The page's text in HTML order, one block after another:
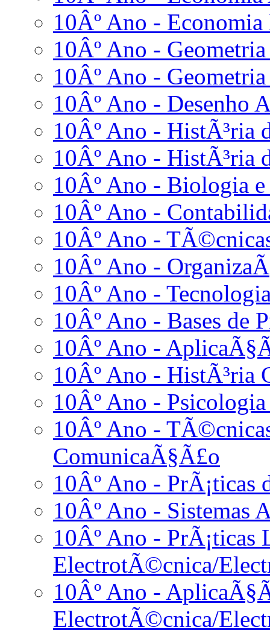
10Âº Ano - Economia
10Âº Ano -
10Âº Ano -
10Âº Ano - Desenho
10Âº Ano - HistÃ³ria
10Âº Ano - HistÃ³ria
10Âº Ano - Biologia
10Âº Ano -
10Âº Ano -
10Âº Ano -
10Âº Ano -
10Âº Ano - Bases de
10Âº Ano -
10Âº Ano - HistÃ³ria
10Âº Ano -
10Âº Ano -
ComunicaÃ§Ã£o
10Âº Ano - PrÃ¡ticas
10Âº Ano - Sistemas
10Âº Ano - PrÃ¡ticas
ElectrotÃ©cnica/
10Âº Ano -
ElectrotÃ©cnica/